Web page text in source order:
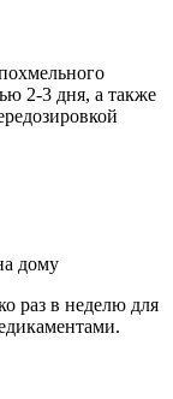
2-3 дня, а также
дому
раз в неделю для